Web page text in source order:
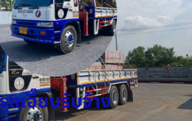
ถเฮี๊ยบรับจ้าง